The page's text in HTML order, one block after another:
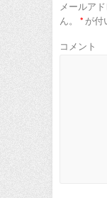
メールア
ん。
* が付
コメント